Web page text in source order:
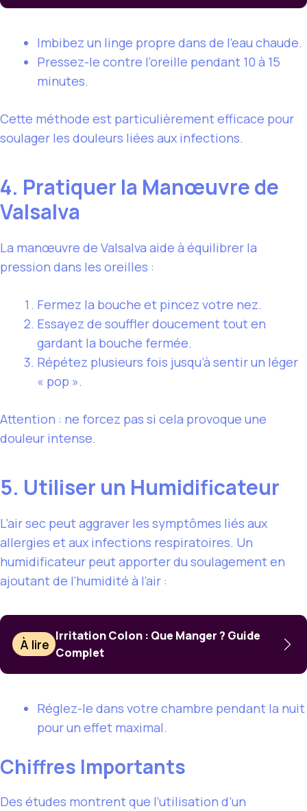
Imbibez un linge propre dans de l’eau chaude.
Pressez-le contre l’oreille pendant 10 à 15
minutes.
Cette méthode est particulièrement efficace pour
soulager les douleurs liées aux infections.
4. Pratiquer la Manœuvre de
Valsalva
La manœuvre de Valsalva aide à équilibrer la
pression dans les oreilles :
Fermez la bouche et pincez votre nez.
Essayez de souffler doucement tout en
gardant la bouche fermée.
Répétez plusieurs fois jusqu’à sentir un léger
« pop ».
Attention : ne forcez pas si cela provoque une
douleur intense.
5. Utiliser un Humidificateur
L’air sec peut aggraver les symptômes liés aux
allergies et aux infections respiratoires. Un
humidificateur peut apporter du soulagement en
ajoutant de l’humidité à l’air :
À lire
Irritation Colon : Que Manger ? Guide
Complet
Réglez-le dans votre chambre pendant la nuit
pour un effet maximal.
Chiffres Importants
Des études montrent que l’utilisation d’un